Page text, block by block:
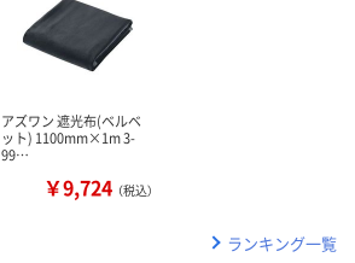
アズワン 遮光布(ベルベ
ット) 1100mm×1m 3-
99…
￥9,724 （税込）
ランキング一覧